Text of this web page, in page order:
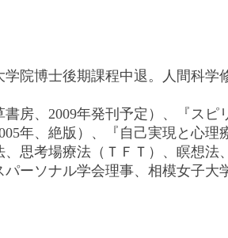
院博士後期課程中退。人間科
房、2009年発刊予定）、『ス
年、絶版）、『自己実現と心
思考場療法（ＴＦＴ）、瞑想
ーソナル学会理事、相模女子大